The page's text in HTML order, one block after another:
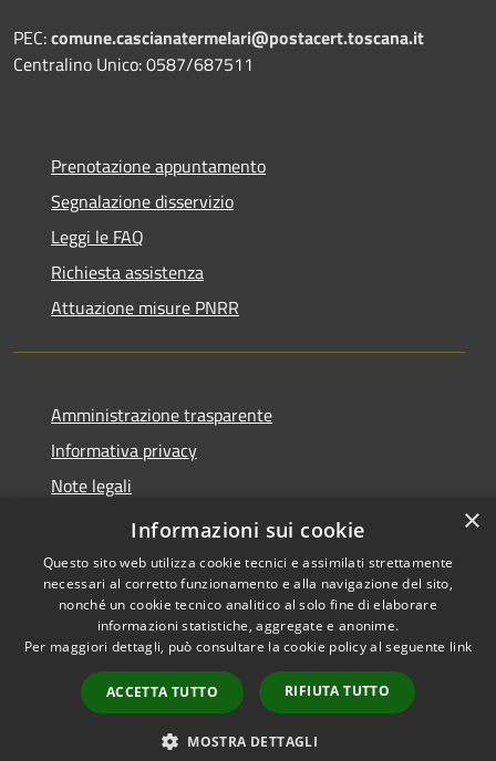
PEC:comune.cascianatermelari@postacert.toscana.it
Centralino Unico: 0587/687511
Prenotazione appuntamento
Segnalazione disservizio
Leggi le FAQ
Richiesta assistenza
Attuazione misure PNRR
Amministrazione trasparente
Informativa privacy
Note legali
Dichiarazione di accessibilità
Accessibilità
Copyright © 2026 • Comune di
Casciana Terme Lari • Powered
byMunicipium
Accesso
redazione
×
Informazioni sui cookie
Questo sito web utilizza cookie tecnici e assimilati strettamente
necessari al corretto funzionamento e alla navigazione del sito,
nonché un cookie tecnico analitico al solo fine di elaborare
informazioni statistiche, aggregate e anonime.
Per maggiori dettagli, può consultare la cookie policy al seguente link
ACCETTA TUTTO RIFIUTA TUTTO
MOSTRA DETTAGLI